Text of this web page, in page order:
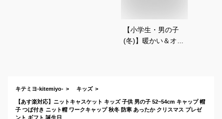
【小学生・男の子
(冬)】暖かい＆オシ
キテミヨ-kitemiyo- キッズ
【あす楽対応】ニットキャスケット キッズ 子供 男の子 52~54cm キャップ 帽
子 つば付き ニット帽 ワークキャップ 秋冬 防寒 あったか クリスマス プレゼ
ント ギフト 誕生日